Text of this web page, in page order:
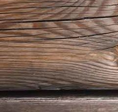
pexels-yaroslav-shuraev-4888650